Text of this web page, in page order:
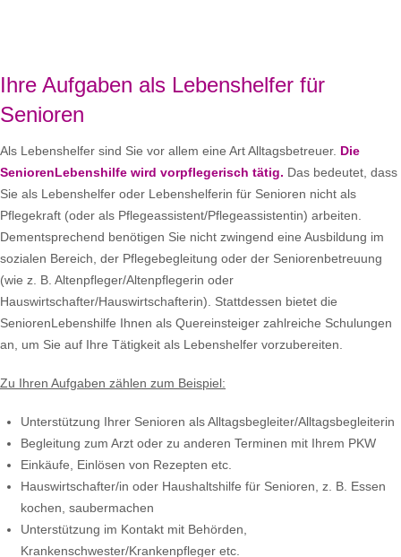
Ihre Aufgaben als Lebenshelfer für
Senioren
Als Lebenshelfer sind Sie vor allem eine Art Alltagsbetreuer. Die
SeniorenLebenshilfe wird vorpflegerisch tätig. Das bedeutet, dass
Sie als Lebenshelfer oder Lebenshelferin für Senioren nicht als
Pflegekraft (oder als Pflegeassistent/Pflegeassistentin) arbeiten.
Dementsprechend benötigen Sie nicht zwingend eine Ausbildung im
sozialen Bereich, der Pflegebegleitung oder der Seniorenbetreuung
(wie z. B. Altenpfleger/Altenpflegerin oder
Hauswirtschafter/Hauswirtschafterin). Stattdessen bietet die
SeniorenLebenshilfe Ihnen als Quereinsteiger zahlreiche Schulungen
an, um Sie auf Ihre Tätigkeit als Lebenshelfer vorzubereiten.
Zu Ihren Aufgaben zählen zum Beispiel:
Unterstützung Ihrer Senioren als Alltagsbegleiter/Alltagsbegleiterin
Begleitung zum Arzt oder zu anderen Terminen mit Ihrem PKW
Einkäufe, Einlösen von Rezepten etc.
Hauswirtschafter/in oder Haushaltshilfe für Senioren, z. B. Essen
kochen, saubermachen
Unterstützung im Kontakt mit Behörden,
Krankenschwester/Krankenpfleger etc.